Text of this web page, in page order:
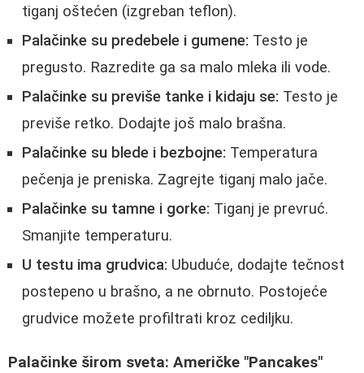
tiganj oštećen (izgreban teflon).
Palačinke su predebele i gumene: Testo je
pregusto. Razredite ga sa malo mleka ili vode.
Palačinke su previše tanke i kidaju se: Testo je
previše retko. Dodajte još malo brašna.
Palačinke su blede i bezbojne: Temperatura
pečenja je preniska. Zagrejte tiganj malo jače.
Palačinke su tamne i gorke: Tiganj je prevruć.
Smanjite temperaturu.
U testu ima grudvica: Ubuduće, dodajte tečnost
postepeno u brašno, a ne obrnuto. Postojeće
grudvice možete profiltrati kroz cediljku.
Palačinke širom sveta: Američke "Pancakes"